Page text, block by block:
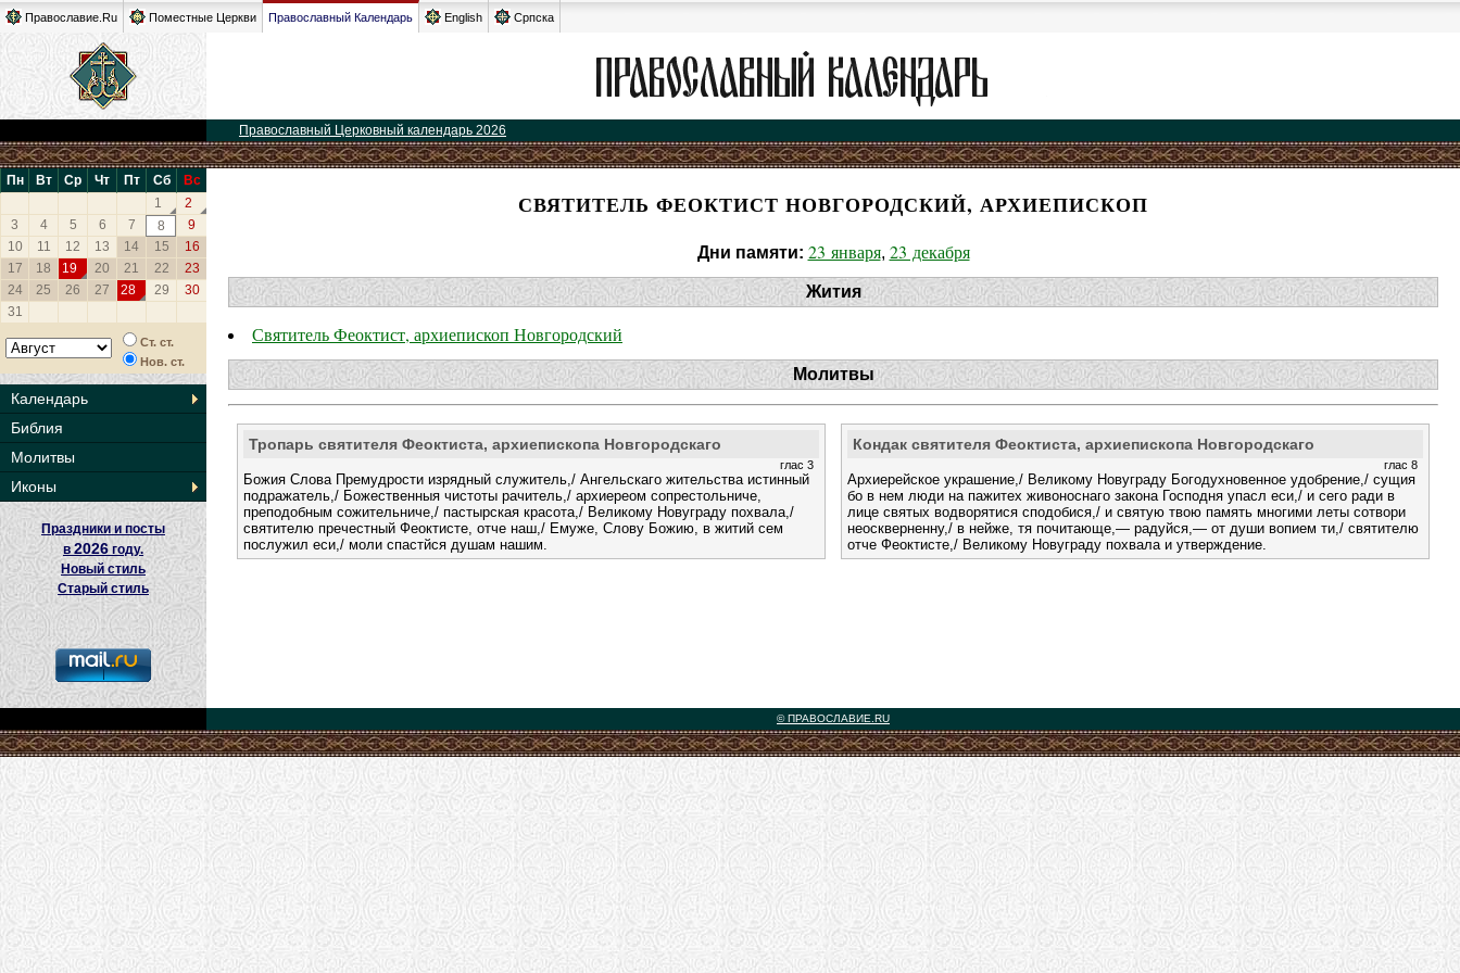
Православие.Ru Поместные Церкви Православный Календарь English Српска
Православный Церковный календарь 2026
Пн Вт Ср Чт Пт Сб
Вс
1
2
3
4 5 6 7 8
9
10
11 12 13 14 15
16
17
18 19 20 21 22
23
24
25 26 27 28 29
30
31
Ст. ст.
Нов. ст.
Календарь
Библия
Молитвы
Иконы
Праздники и посты
в2026 году.
Новый стиль
Старый стиль
СВЯТИТЕЛЬ ФЕОКТИСТ НОВГОРОДСКИЙ, АРХИЕПИСКОП
Дни памяти: 23 января, 23 декабря
Жития
Святитель Феоктист, архиепископ Новгородский
Молитвы
Тропарь святителя Феоктиста, архиепископа Новгородскаго
глас 3
Божия Слова Премудрости изрядный служитель,/ Ангельскаго жительства истинный
подражатель,/ Божественныя чистоты рачитель,/ архиереом сопрестольниче,
преподобным сожительниче,/ пастырская красота,/ Великому Новуграду похвала,/
святителю пречестный Феоктисте, отче наш,/ Емуже, Слову Божию, в житий сем
послужил еси,/ моли спастйся душам нашим.
Кондак святителя Феоктиста, архиепископа Новгородскаго
глас 8
Архиерейское украшение,/ Великому Новуграду Богодухновенное удобрение,/ сущия
бо в нем люди на пажитех живоноснаго закона Господня упасл еси,/ и сего ради в
лице святых водворятися сподобися,/ и святую твою память многими леты сотвори
неоскверненну,/ в нейже, тя почитающе,— радуйся,— от души вопием ти,/ святителю
отче Феоктисте,/ Великому Новуграду похвала и утверждение.
© ПРАВОСЛАВИЕ.RU